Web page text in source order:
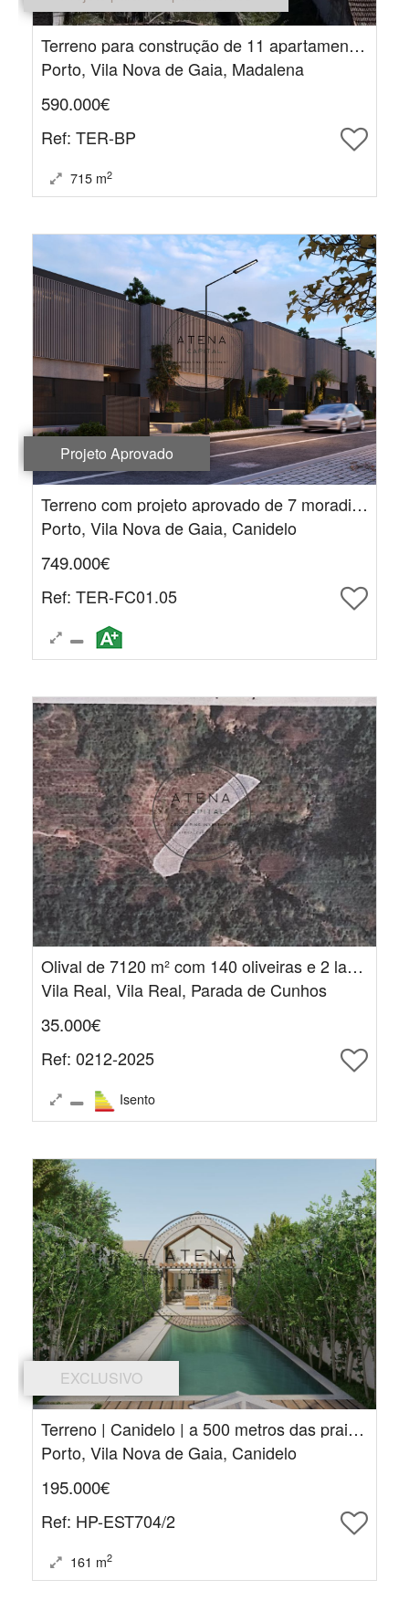
Terreno para construção de 11 apartamentos com PIP submetido
Porto, Vila Nova de Gaia, Madalena
590.000€
Ref: TER-BP
715 m2
Projeto Aprovado
Terreno com projeto aprovado de 7 moradias de 3 pisos em banda
Porto, Vila Nova de Gaia, Canidelo
749.000€
Ref: TER-FC01.05
Olival de 7120 m² com 140 oliveiras e 2 laranjeiras
Vila Real, Vila Real, Parada de Cunhos
35.000€
Ref: 0212-2025
Isento
EXCLUSIVO
Terreno | Canidelo | a 500 metros das praias com projeto totalmente aprovado
Porto, Vila Nova de Gaia, Canidelo
195.000€
Ref: HP-EST704/2
161 m2